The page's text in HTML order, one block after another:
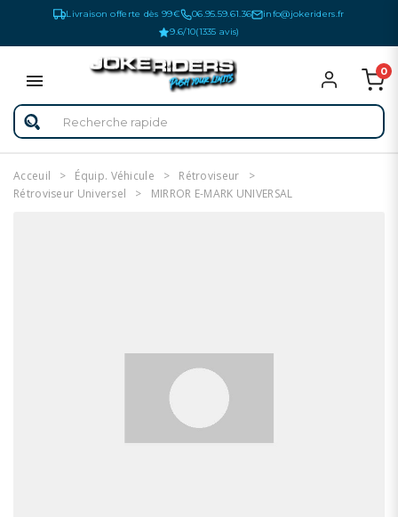
Livraison offerte dès 99€ 06.95.59.61.36
info@jokeriders.fr
9.6/10(1335 avis)
0
Acceuil Équip. Véhicule
Rétroviseur
Rétroviseur Universel
MIRROR E-MARK UNIVERSAL